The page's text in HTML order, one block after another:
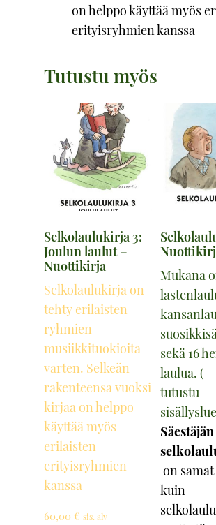
on helppo käyttää myös
erityisryhmien kanssa
Tutustu myös
Selkolaulukirja 3:
Joulun laulut –
Nuottikirja
Selkolaulukirja on
tehty erilaisten
ryhmien
musiikkituokioita
varten. Selkeän
rakenteensa vuoksi
kirjaa on helppo
käyttää myös
erilaisten
erityisryhmien
kanssa
60,00 € sis. alv
Mukana
sekä 16
laulua. (
tutustu
Säestäjän
on
kuin